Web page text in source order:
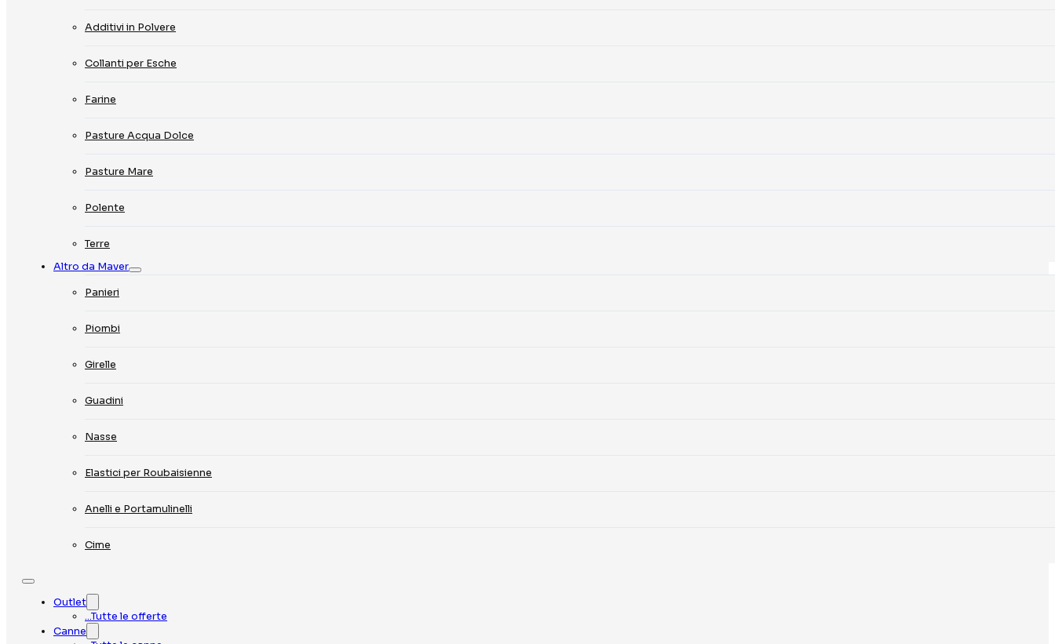
Additivi in Polvere
Collanti per Esche
Farine
Pasture Acqua Dolce
Pasture Mare
Polente
Terre
Altro da Maver
Panieri
Piombi
Girelle
Guadini
Nasse
Elastici per Roubaisienne
Anelli e Portamulinelli
Cime
Outlet
…Tutte le offerte
Canne